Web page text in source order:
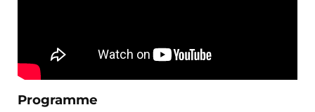
Programme